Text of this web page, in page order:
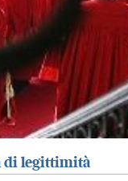
di legittimità